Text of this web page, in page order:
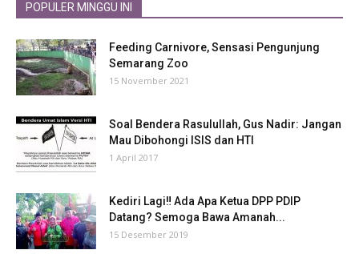
POPULER MINGGU INI
Feeding Carnivore, Sensasi Pengunjung
Semarang Zoo
15 November 2021
Soal Bendera Rasulullah, Gus Nadir: Jangan
Mau Dibohongi ISIS dan HTI
1 April 2017
Kediri Lagi‼ Ada Apa Ketua DPP PDIP
Datang? Semoga Bawa Amanah...
15 Desember 2019